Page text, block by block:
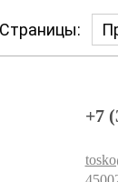
Страницы:
+7